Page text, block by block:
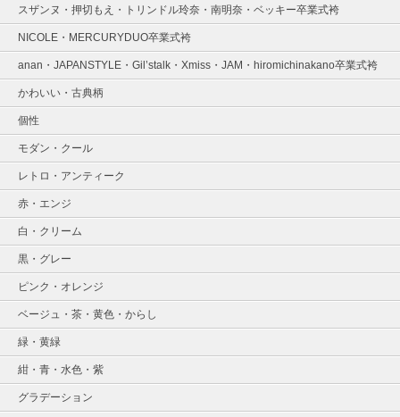
スザンヌ・押切もえ・トリンドル玲奈・南明奈・ベッキー卒業式袴
NICOLE・MERCURYDUO卒業式袴
anan・JAPANSTYLE・Gil’stalk・Xmiss・JAM・hiromichinakano卒業式袴
かわいい・古典柄
個性
モダン・クール
レトロ・アンティーク
赤・エンジ
白・クリーム
黒・グレー
ピンク・オレンジ
ベージュ・茶・黄色・からし
緑・黄緑
紺・青・水色・紫
グラデーション